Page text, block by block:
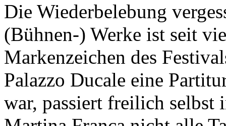
Die Wiederbelebung
(Bühnen-) Werke ist seit
Markenzeichen des
Palazzo Ducale eine
war, passiert freilich selbst